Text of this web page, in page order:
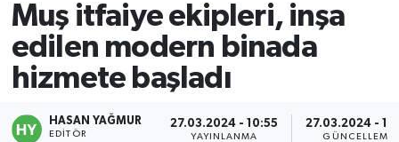
Muş itfaiye ekipleri, inşa
edilen modern binada
hizmete başladı
HASAN YAĞMUR
EDITÖR
27.03.2024 - 10:55
YAYINLANMA
27.03.2024 -
GÜNCELLEME
Ekonomi
Gündem
Kadın
Malatya Trafik Yoğunluk Haritası
TFF 3.Lig 2.Grup Puan Durumu ve Fikstür
Tüm Manşetler